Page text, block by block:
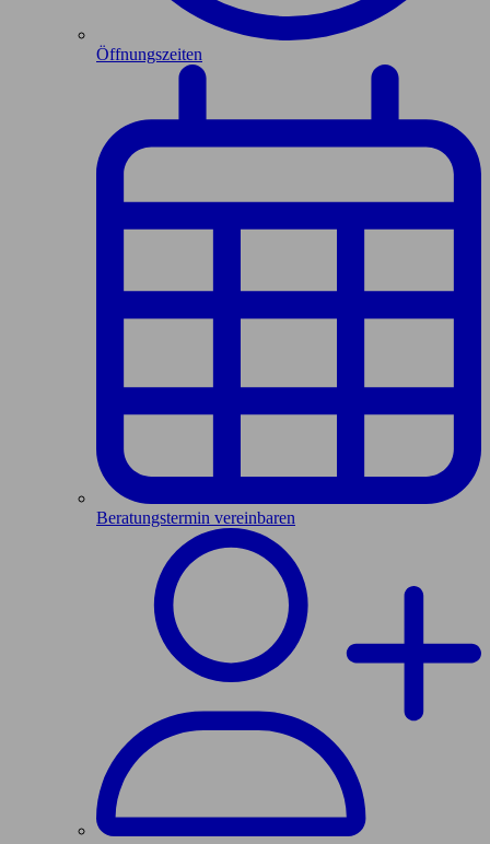
Öffnungszeiten
Beratungstermin vereinbaren